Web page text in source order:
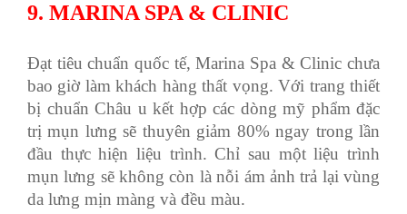
9. MARINA SPA & CLINIC
Đạt tiêu chuẩn quốc tế, Marina Spa & Clinic chưa
bao giờ làm khách hàng thất vọng. Với trang thiết
bị chuẩn Châu u kết hợp các dòng mỹ phẩm đặc
trị mụn lưng sẽ thuyên giảm 80% ngay trong lần
đầu thực hiện liệu trình. Chỉ sau một liệu trình
mụn lưng sẽ không còn là nỗi ám ảnh trả lại vùng
da lưng mịn màng và đều màu.